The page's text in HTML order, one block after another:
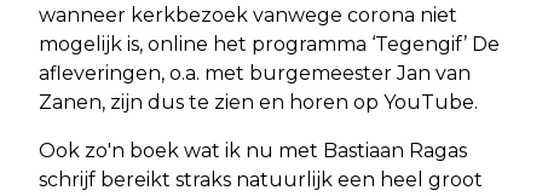
wanneer kerkbezoek vanwege corona niet
mogelijk is, online het programma ‘Tegengif’ De
afleveringen, o.a. met burgemeester Jan van
Zanen, zijn dus te zien en horen op YouTube.
Ook zo'n boek wat ik nu met Bastiaan Ragas
schrijf bereikt straks natuurlijk een heel groot